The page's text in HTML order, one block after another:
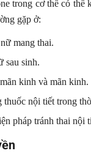
trong cơ thể có thể
gặp ở:
mang thai.
sau sinh.
kinh và mãn kinh.
nội tiết trong
pháp tránh thai nội